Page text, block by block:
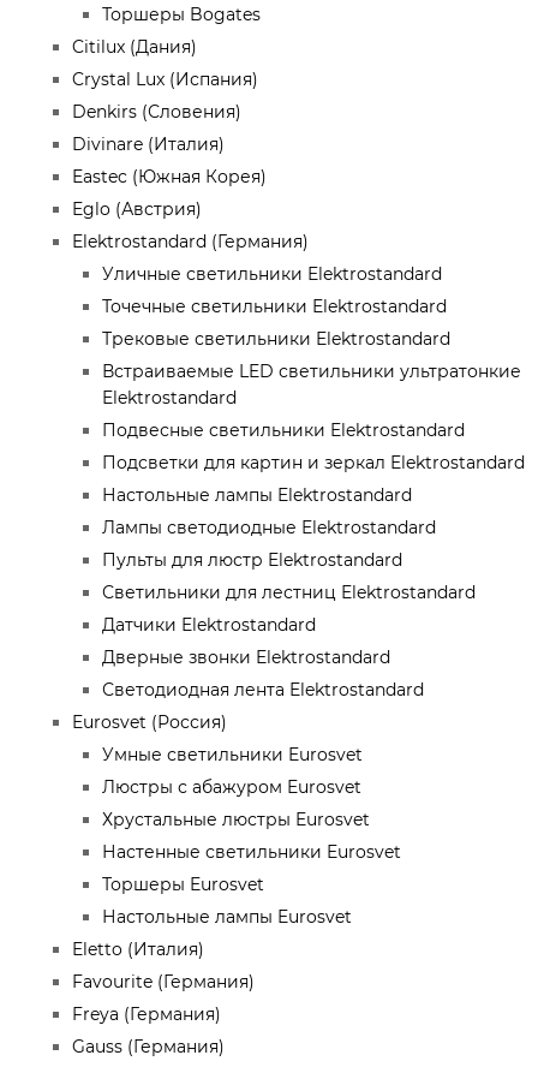
Торшеры Bogates
Citilux (Дания)
Crystal Lux (Испания)
Denkirs (Словения)
Divinare (Италия)
Eastec (Южная Корея)
Eglo (Австрия)
Elektrostandard (Германия)
Уличные светильники Elektrostandard
Точечные светильники Elektrostandard
Трековые светильники Elektrostandard
Встраиваемые LED светильники ультратонкие
Elektrostandard
Подвесные светильники Elektrostandard
Подсветки для картин и зеркал Elektrostandard
Настольные лампы Elektrostandard
Лампы светодиодные Elektrostandard
Пульты для люстр Elektrostandard
Светильники для лестниц Elektrostandard
Датчики Elektrostandard
Дверные звонки Elektrostandard
Светодиодная лента Elektrostandard
Eurosvet (Россия)
Умные светильники Eurosvet
Люстры с абажуром Eurosvet
Хрустальные люстры Eurosvet
Настенные светильники Eurosvet
Торшеры Eurosvet
Настольные лампы Eurosvet
Eletto (Италия)
Favourite (Германия)
Freya (Германия)
Gauss (Германия)